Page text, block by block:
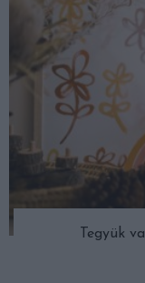
Tegyük